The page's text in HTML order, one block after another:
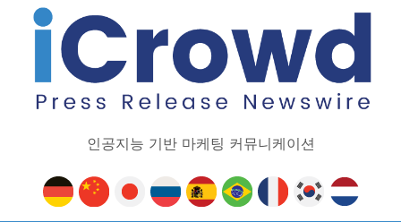
인공지능 기반 마케팅 커뮤니케이션